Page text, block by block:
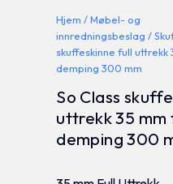
Hjem /Møbel- og
innredningsbeslag /
skuffeskinne full uttrekk
demping 300 mm
So Class
uttrekk 35 mm
demping 300